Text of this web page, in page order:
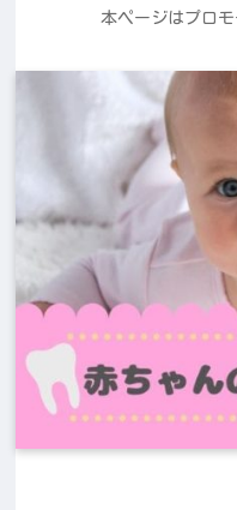
本ページはプロ